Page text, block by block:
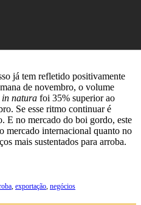
já tem refletido positivamente
de novembro, o volume
in natura foi 35% superior ao
Se esse ritmo continuar é
E no mercado do boi gordo, este
mercado internacional quanto no
mais sustentados para arroba.
, exportação, negócios